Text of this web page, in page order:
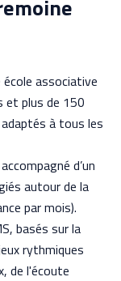
école associative
et plus de 150
à tous les
d’un
autour de la
par mois).
basés sur la
rythmiques
de l'écoute